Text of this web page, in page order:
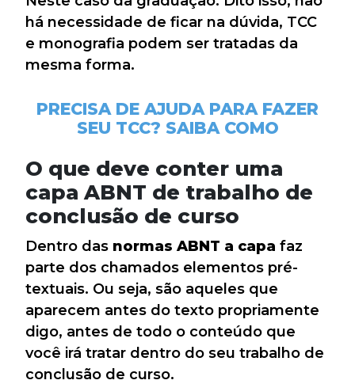
há necessidade de ficar na dúvida, TCC
e monografia podem ser tratadas da
mesma forma.
PRECISA DE AJUDA PARA FAZER
SEU TCC? SAIBA COMO
O que deve conter uma
capa ABNT de trabalho de
conclusão de curso
Dentro das normas ABNT a capa faz
parte dos chamados elementos pré-
textuais. Ou seja, são aqueles que
aparecem antes do texto propriamente
digo, antes de todo o conteúdo que
você irá tratar dentro do seu trabalho de
conclusão de curso.